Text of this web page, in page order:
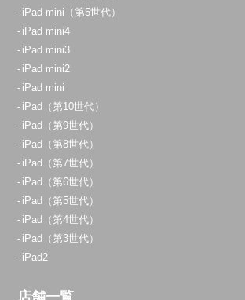
iPad mini（第5世代）
iPad mini4
iPad mini3
iPad mini2
iPad mini
iPad（第10世代）
iPad（第9世代）
iPad（第8世代）
iPad（第7世代）
iPad（第6世代）
iPad（第5世代）
iPad（第4世代）
iPad（第3世代）
iPad2
店舗一覧